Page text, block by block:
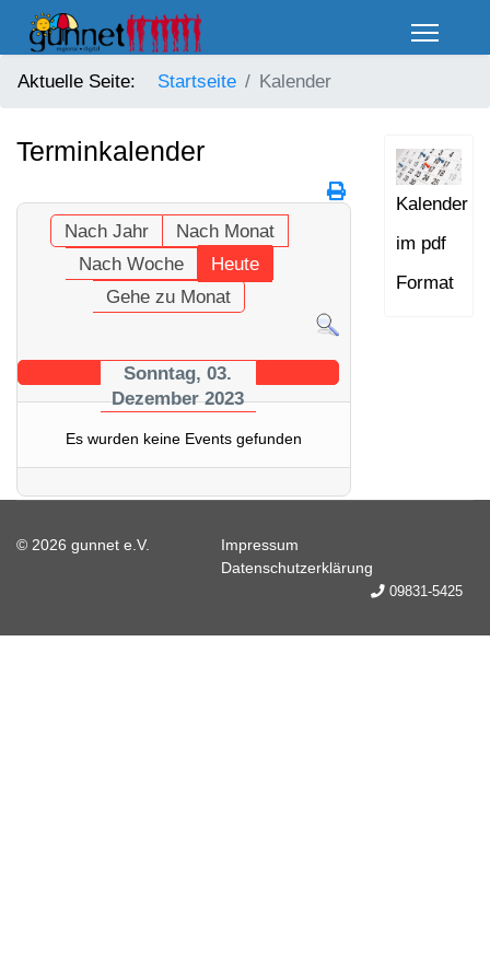
Aktuelle Seite: Startseite Kalender
Terminkalender
Nach Jahr
Nach Monat
Nach Woche
Heute
Gehe zu Monat
Sonntag, 03.
Dezember 2023
Es wurden keine Events gefunden
Kalender
im pdf
Format
© 2026 gunnet e.V.
Impressum
Datenschutzerklärung
09831-5425